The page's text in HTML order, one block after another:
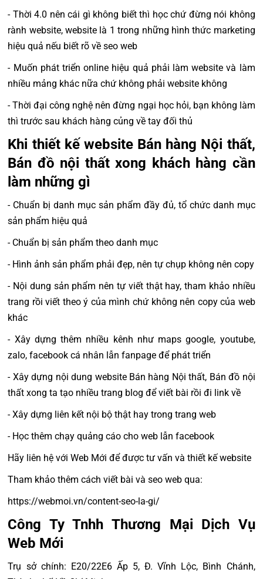
- Thời 4.0 nên cái gì không biết thì học chứ đừng nói không
rành website, website là 1 trong những hình thức marketing
hiệu quả nếu biết rõ về seo web
- Muốn phát triển online hiệu quả phải làm website và làm
nhiều mảng khác nữa chứ không phải website không
- Thời đại công nghệ nên đừng ngại học hỏi, bạn không làm
thì trước sau khách hàng củng về tay đối thủ
Khi thiết kế website Bán hàng Nội thất,
Bán đồ nội thất xong khách hàng cần
làm những gì
- Chuẩn bị danh mục sản phẩm đầy đủ, tổ chức danh mục
sản phẩm hiệu quả
- Chuẩn bị sản phẩm theo danh mục
- Hình ảnh sản phẩm phải đẹp, nên tự chụp không nên copy
- Nội dung sản phẩm nên tự viết thật hay, tham khảo nhiều
trang rồi viết theo ý của mình chứ không nên copy của web
khác
- Xây dựng thêm nhiều kênh như maps google, youtube,
zalo, facebook cá nhân lẫn fanpage để phát triển
- Xây dựng nội dung website Bán hàng Nội thất, Bán đồ nội
thất xong ta tạo nhiều trang blog để viết bài rồi đi link về
- Xây dựng liên kết nội bộ thật hay trong trang web
- Học thêm chạy quảng cáo cho web lẫn facebook
Hãy liên hệ với Web Mới để được tư vấn và thiết kế website
Tham khảo thêm cách viết bài và seo web qua:
https://webmoi.vn/content-seo-la-gi/
Công Ty Tnhh Thương Mại Dịch Vụ
Web Mới
Trụ sở chính: E20/22E6 Ấp 5, Đ. Vĩnh Lộc, Bình Chánh,